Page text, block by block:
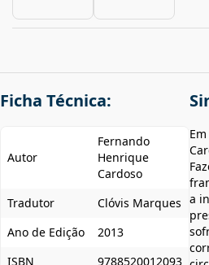
Ficha Técnica:
Autor
Fernando
Henrique
Cardoso
Tradutor
Clóvis Marques
Ano de Edição
2013
ISBN
9788520012093
a